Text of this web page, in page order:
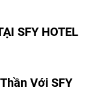
SFY HOTEL
Với SFY